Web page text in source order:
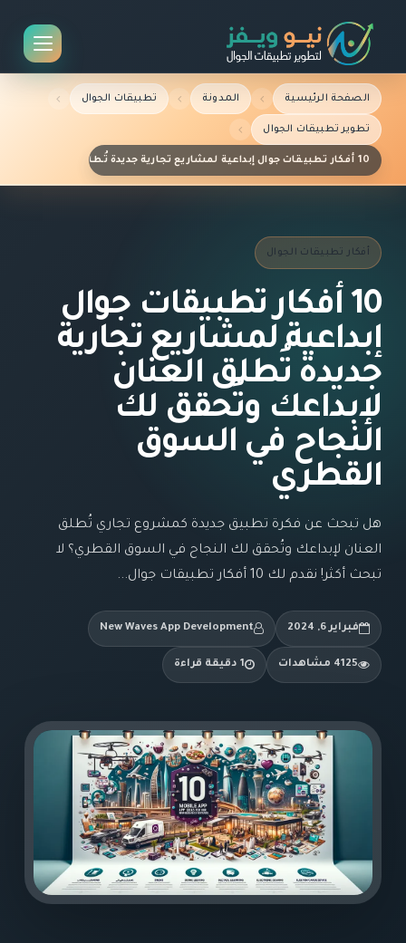
الصفحة الرئيسية المدونة تطبيقات الجوال
تطوير تطبيقات الجوال
10 أفكار تطبيقات جوال إبداعية لمشاريع تجارية جديدة تُطلق العنان لإبداعك وتُحقق لك النجاح في السوق القطري
أفكار تطبيقات الجوال
10 أفكار تطبيقات جوال
إبداعية لمشاريع تجارية
جديدة تُطلق العنان
لإبداعك وتُحقق لك
النجاح في السوق
القطري
هل تبحث عن فكرة تطبيق جديدة كمشروع تجاري تُطلق
العنان لإبداعك وتُحقق لك النجاح في السوق القطري؟ لا
تبحث أكثر! نقدم لك 10 أفكار تطبيقات جوال...
فبراير 6, 2024 New Waves App Development
4125 مشاهدات 1 دقيقة قراءة